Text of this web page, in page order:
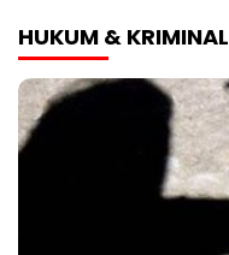
HUKUM & KRIMINAL